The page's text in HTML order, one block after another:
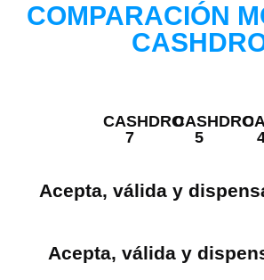
COMPARACIÓN
CASHDRO
7
CASHDRO
5
Acepta, válida y
Acepta, válida y